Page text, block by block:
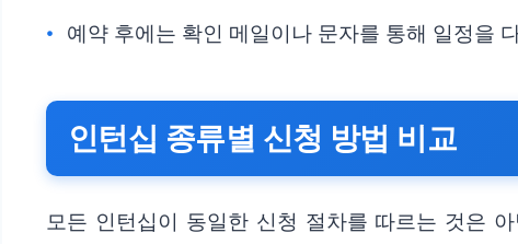
예약 후에는 확인 메일이나 문자를 통해 일정을
인턴십 종류별 신청 방법 비교
모든 인턴십이 동일한 신청 절차를 따르는 것은